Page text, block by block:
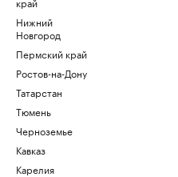
Нижний
Новгород
Пермский край
Ростов-на-Дону
Татарстан
Тюмень
Черноземье
Кавказ
Карелия